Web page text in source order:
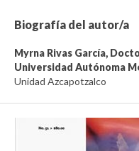
Biografía del autor/a
Myrna Rivas García,
Universidad Autónoma
Unidad Azcapotzalco